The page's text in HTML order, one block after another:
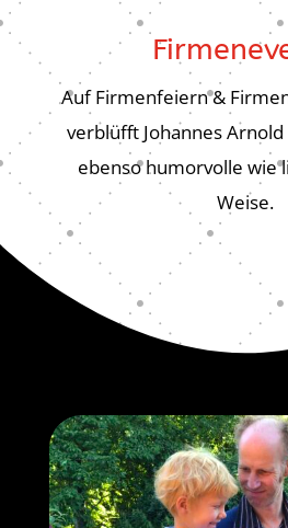
Auf Firmenfeiern &
verblüfft Johannes
ebenso humorvolle wie
Weise.